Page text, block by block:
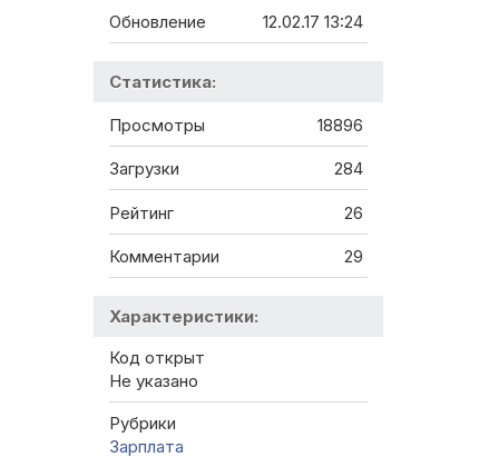
Обновление 12.02.17 13:24
Статистика:
Просмотры 18896
Загрузки 284
Рейтинг 26
Комментарии 29
Характеристики:
Код открыт
Не указано
Рубрики
Зарплата